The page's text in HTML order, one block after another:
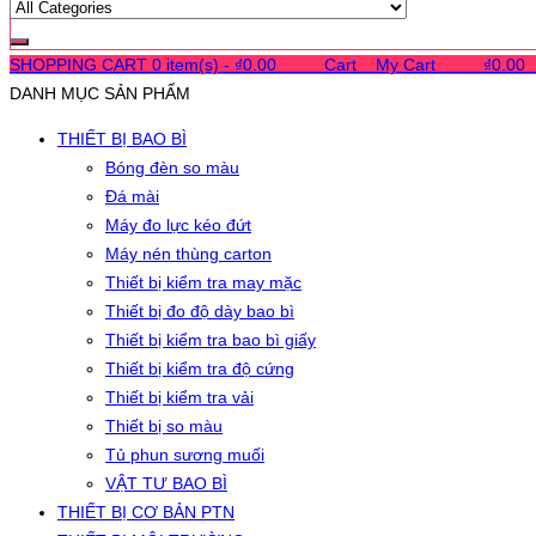
SHOPPING CART 0 item(s) - ₫0.00 Cart My Cart ₫0.00
DANH MỤC SẢN PHẨM
THIẾT BỊ BAO BÌ
Bóng đèn so màu
Đá mài
Máy đo lực kéo đứt
Máy nén thùng carton
Thiết bị kiểm tra may mặc
Thiết bị đo độ dày bao bì
Thiết bị kiểm tra bao bì giấy
Thiết bị kiểm tra độ cứng
Thiết bị kiểm tra vải
Thiết bị so màu
Tủ phun sương muối
VẬT TƯ BAO BÌ
THIẾT BỊ CƠ BẢN PTN